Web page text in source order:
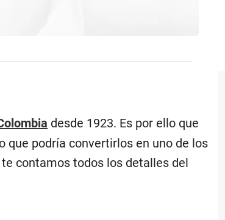
desde 1923. Es por ello que
que podría convertirlos en uno de los
contamos todos los detalles del